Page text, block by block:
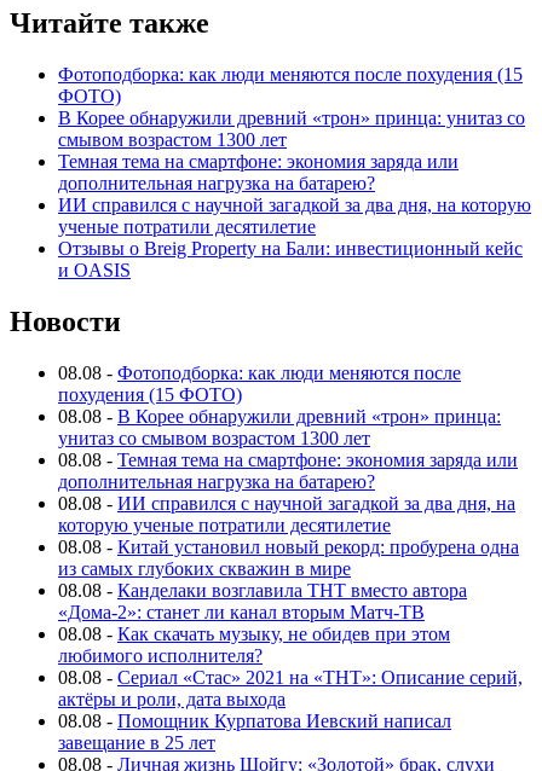
Читайте также
Фотоподборка: как люди меняются после похудения (15
ФОТО)
В Корее обнаружили древний «трон» принца: унитаз со
смывом возрастом 1300 лет
Темная тема на смартфоне: экономия заряда или
дополнительная нагрузка на батарею?
ИИ справился с научной загадкой за два дня, на которую
ученые потратили десятилетие
Отзывы о Breig Property на Бали: инвестиционный кейс
и OASIS
Новости
08.08 - Фотоподборка: как люди меняются после
похудения (15 ФОТО)
08.08 - В Корее обнаружили древний «трон» принца:
унитаз со смывом возрастом 1300 лет
08.08 - Темная тема на смартфоне: экономия заряда или
дополнительная нагрузка на батарею?
08.08 - ИИ справился с научной загадкой за два дня, на
которую ученые потратили десятилетие
08.08 - Китай установил новый рекорд: пробурена одна
из самых глубоких скважин в мире
08.08 - Канделаки возглавила ТНТ вместо автора
«Дома-2»: станет ли канал вторым Матч-ТВ
08.08 - Как скачать музыку, не обидев при этом
любимого исполнителя?
08.08 - Сериал «Стас» 2021 на «ТНТ»: Описание серий,
актёры и роли, дата выхода
08.08 - Помощник Курпатова Иевский написал
завещание в 25 лет
08.08 - Личная жизнь Шойгу: «Золотой» брак, слухи